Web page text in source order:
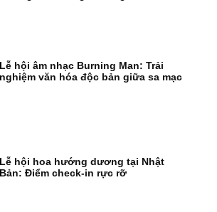
Lễ hội âm nhạc Burning Man: Trải
nghiệm văn hóa độc bản giữa sa mạc
Lễ hội hoa hướng dương tại Nhật
Bản: Điểm check-in rực rỡ